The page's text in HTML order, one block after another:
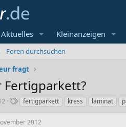
Aktuelles Kleinanzeigen
Foren durchsuchen
fragt
Fertigparkett?
S
h
fertigparkett kress laminat
2012